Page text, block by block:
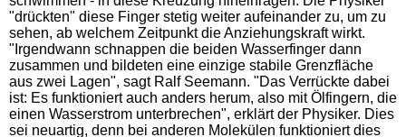
"drückten" diese Finger stetig weiter aufeinander zu, um zu
sehen, ab welchem Zeitpunkt die Anziehungskraft wirkt.
"Irgendwann schnappen die beiden Wasserfinger dann
zusammen und bildeten eine einzige stabile Grenzfläche
aus zwei Lagen", sagt Ralf Seemann. "Das Verrückte dabei
ist: Es funktioniert auch anders herum, also mit Ölfingern, die
einen Wasserstrom unterbrechen", erklärt der Physiker. Dies
sei neuartig, denn bei anderen Molekülen funktioniert dies